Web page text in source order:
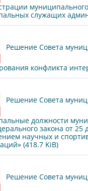
служащих
Решение Совета
конфликта
Решение Совета
должности
закона от
научных и
(418.7 KiB)
Решение Совета